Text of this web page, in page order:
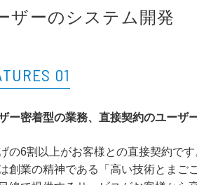
ザーのシステム開発
01
ー密着型の業務、直接契約のユーザ
の6割以上がお客様との直接契約です
創業の精神である「高い技術とまご